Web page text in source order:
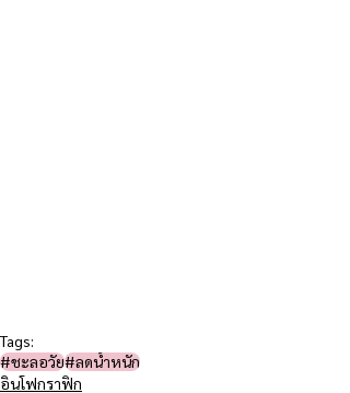
Tags:
#ชะลอวัย​#ลดน้ำหนัก
อินโฟกราฟิก